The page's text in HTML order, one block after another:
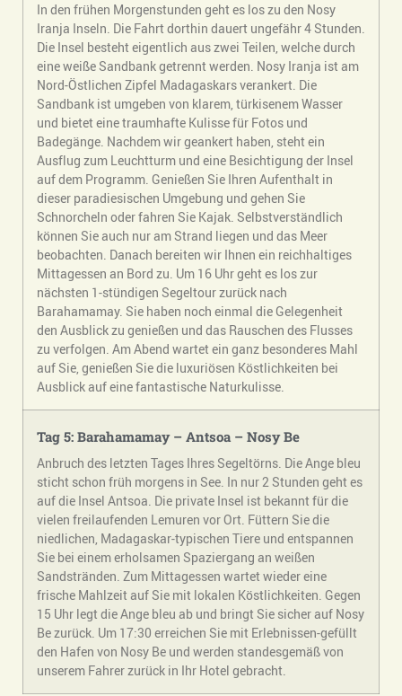
In den frühen Morgenstunden geht es los zu den Nosy
Iranja Inseln. Die Fahrt dorthin dauert ungefähr 4 Stunden.
Die Insel besteht eigentlich aus zwei Teilen, welche durch
eine weiße Sandbank getrennt werden. Nosy Iranja ist am
Nord-Östlichen Zipfel Madagaskars verankert. Die
Sandbank ist umgeben von klarem, türkisenem Wasser
und bietet eine traumhafte Kulisse für Fotos und
Badegänge. Nachdem wir geankert haben, steht ein
Ausflug zum Leuchtturm und eine Besichtigung der Insel
auf dem Programm. Genießen Sie Ihren Aufenthalt in
dieser paradiesischen Umgebung und gehen Sie
Schnorcheln oder fahren Sie Kajak. Selbstverständlich
können Sie auch nur am Strand liegen und das Meer
beobachten. Danach bereiten wir Ihnen ein reichhaltiges
Mittagessen an Bord zu. Um 16 Uhr geht es los zur
nächsten 1-stündigen Segeltour zurück nach
Barahamamay. Sie haben noch einmal die Gelegenheit
den Ausblick zu genießen und das Rauschen des Flusses
zu verfolgen. Am Abend wartet ein ganz besonderes Mahl
auf Sie, genießen Sie die luxuriösen Köstlichkeiten bei
Ausblick auf eine fantastische Naturkulisse.
Tag 5: Barahamamay – Antsoa – Nosy Be
Anbruch des letzten Tages Ihres Segeltörns. Die Ange bleu
sticht schon früh morgens in See. In nur 2 Stunden geht es
auf die Insel Antsoa. Die private Insel ist bekannt für die
vielen freilaufenden Lemuren vor Ort. Füttern Sie die
niedlichen, Madagaskar-typischen Tiere und entspannen
Sie bei einem erholsamen Spaziergang an weißen
Sandstränden. Zum Mittagessen wartet wieder eine
frische Mahlzeit auf Sie mit lokalen Köstlichkeiten. Gegen
15 Uhr legt die Ange bleu ab und bringt Sie sicher auf Nosy
Be zurück. Um 17:30 erreichen Sie mit Erlebnissen-gefüllt
den Hafen von Nosy Be und werden standesgemäß von
unserem Fahrer zurück in Ihr Hotel gebracht.